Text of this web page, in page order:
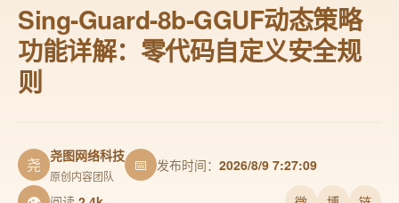
Sing-Guard-8b-GGUF动态策略
功能详解：零代码自定义安全规
则
尧 尧图网络科技
原创内容团队
📅 发布时间： 2026/8/9 7:27:09